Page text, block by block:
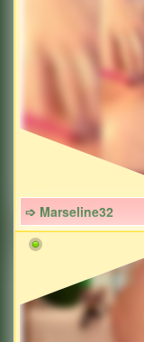
➩ Marseline32